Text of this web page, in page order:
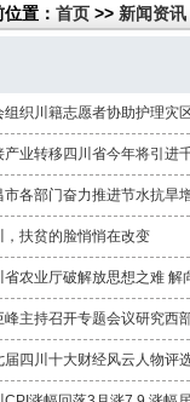
置： 首页 >> 新闻资讯
组织川籍志愿者协助护理灾
产业转移四川省今年将引进
市各部门奋力推进节水抗旱
，扶贫的脸悄悄在改变
省农业厅破解放思想之难 解
峰主持召开专题会议研究西
届四川十大财经风云人物评